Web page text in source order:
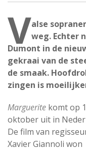
Valse
weg. Echter
Dumont in de
gekraai van de
de smaak.
zingen is
Marguerite komt op
oktober uit in
De film van
Xavier Giannoli won